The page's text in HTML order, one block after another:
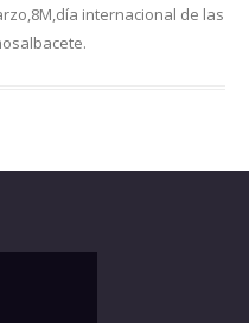
,8M,día internacional de las
.